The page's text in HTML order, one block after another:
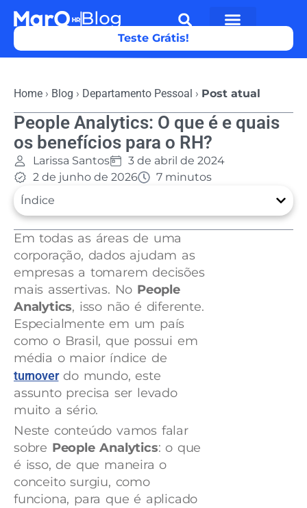
Teste Grátis!
Home › Blog › Departamento Pessoal › Post atual
People Analytics: O que é e quais
os benefícios para o RH?
Larissa Santos
3 de abril de 2024
2 de junho de 2026
7 minutos
Índice
Em todas as áreas de uma
corporação, dados ajudam as
empresas a tomarem decisões
mais assertivas. No People
Analytics, isso não é diferente.
Especialmente em um país
como o Brasil, que possui em
média o maior índice de
turnoverdo mundo, este
assunto precisa ser levado
muito a sério.
Neste conteúdo vamos falar
sobre People Analytics: o que
é isso, de que maneira o
conceito surgiu, como
funciona, para que é aplicado